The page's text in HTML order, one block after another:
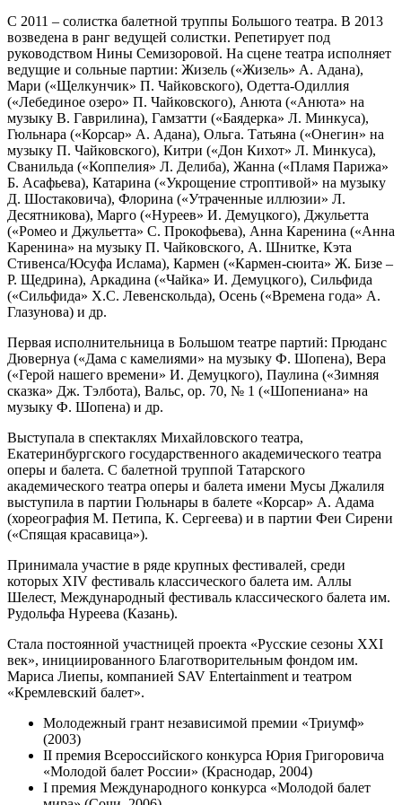
С 2011 – солистка балетной труппы Большого театра. В 2013
возведена в ранг ведущей солистки. Репетирует под
руководством Нины Семизоровой. На сцене театра исполняет
ведущие и сольные партии: Жизель («Жизель» А. Адана),
Мари («Щелкунчик» П. Чайковского), Одетта-Одиллия
(«Лебединое озеро» П. Чайковского), Анюта («Анюта» на
музыку В. Гаврилина), Гамзатти («Баядерка» Л. Минкуса),
Гюльнара («Корсар» А. Адана), Ольга. Татьяна («Онегин» на
музыку П. Чайковского), Китри («Дон Кихот» Л. Минкуса),
Сванильда («Коппелия» Л. Делиба), Жанна («Пламя Парижа»
Б. Асафьева), Катарина («Укрощение строптивой» на музыку
Д. Шостаковича), Флорина («Утраченные иллюзии» Л.
Десятникова), Марго («Нуреев» И. Демуцкого), Джульетта
(«Ромео и Джульетта» С. Прокофьева), Анна Каренина («Анна
Каренина» на музыку П. Чайковского, А. Шнитке, Кэта
Стивенса/Юсуфа Ислама), Кармен («Кармен-сюита» Ж. Бизе –
Р. Щедрина), Аркадина («Чайка» И. Демуцкого), Сильфида
(«Сильфида» Х.С. Левенскольда), Осень («Времена года» А.
Глазунова) и др.
Первая исполнительница в Большом театре партий: Прюданс
Дювернуа («Дама с камелиями» на музыку Ф. Шопена), Вера
(«Герой нашего времени» И. Демуцкого), Паулина («Зимняя
сказка» Дж. Тэлбота), Вальс, op. 70, № 1 («Шопениана» на
музыку Ф. Шопена) и др.
Выступала в спектаклях Михайловского театра,
Екатеринбургского государственного академического театра
оперы и балета. С балетной труппой Татарского
академического театра оперы и балета имени Мусы Джалиля
выступила в партии Гюльнары в балете «Корсар» А. Адама
(хореография М. Петипа, К. Сергеева) и в партии Феи Сирени
(«Спящая красавица»).
Принимала участие в ряде крупных фестивалей, среди
которых XIV фестиваль классического балета им. Аллы
Шелест, Международный фестиваль классического балета им.
Рудольфа Нуреева (Казань).
Стала постоянной участницей проекта «Русские сезоны XXI
век», инициированного Благотворительным фондом им.
Мариса Лиепы, компанией SAV Entertainment и театром
«Кремлевский балет».
Молодежный грант независимой премии «Триумф»
(2003)
II премия Всероссийского конкурса Юрия Григоровича
«Молодой балет России» (Краснодар, 2004)
I премия Международного конкурса «Молодой балет